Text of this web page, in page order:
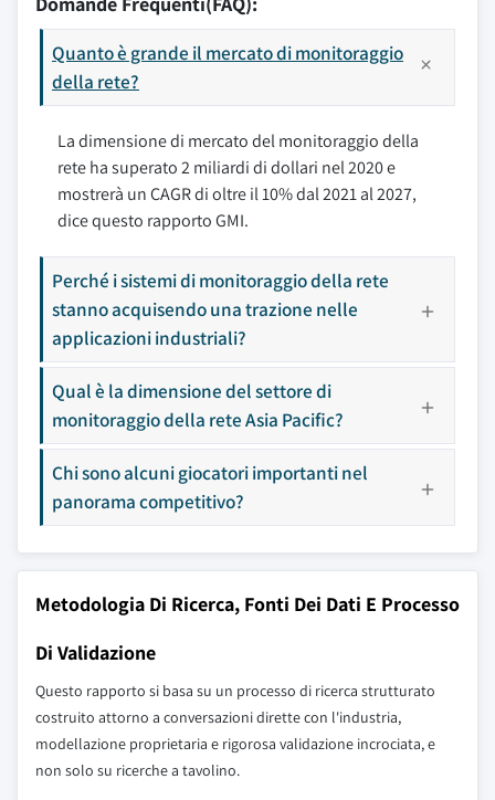
Quanto è grande il mercato di monitoraggio
della rete?
La dimensione di mercato del monitoraggio della
rete ha superato 2 miliardi di dollari nel 2020 e
mostrerà un CAGR di oltre il 10% dal 2021 al 2027,
dice questo rapporto GMI.
Perché i sistemi di monitoraggio della rete
stanno acquisendo una trazione nelle
applicazioni industriali?
Qual è la dimensione del settore di
monitoraggio della rete Asia Pacific?
Chi sono alcuni giocatori importanti nel
panorama competitivo?
Metodologia Di Ricerca, Fonti Dei Dati E Processo
Di Validazione
Questo rapporto si basa su un processo di ricerca strutturato
costruito attorno a conversazioni dirette con l'industria,
modellazione proprietaria e rigorosa validazione incrociata, e
non solo su ricerche a tavolino.